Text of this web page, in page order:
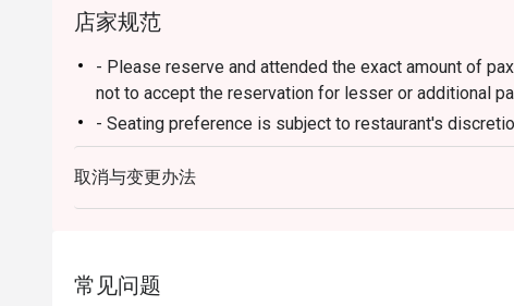
店家规范
- Please reserve and attended the exact amount of
not to accept the reservation for lesser or additional
- Seating preference is subject to restaurant's
during peak hour.
- Please show your reservation code upon arrival.
取消与变更办法
常见问题